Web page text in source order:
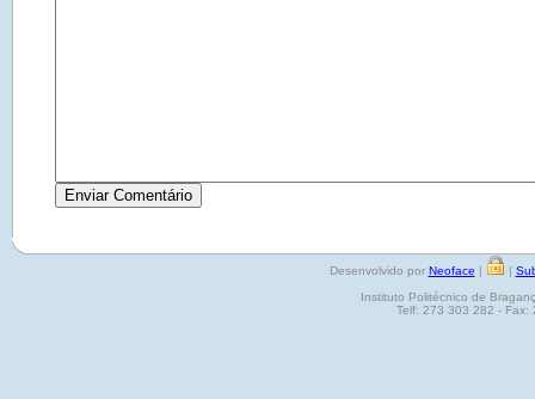
Desenvolvido por Neoface | |
Instituto Politécnico de
Telf: 273 303 282 - Fax: